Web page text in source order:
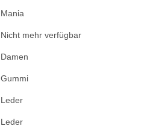
Mania
Nicht mehr verfügbar
Damen
Gummi
Leder
Leder